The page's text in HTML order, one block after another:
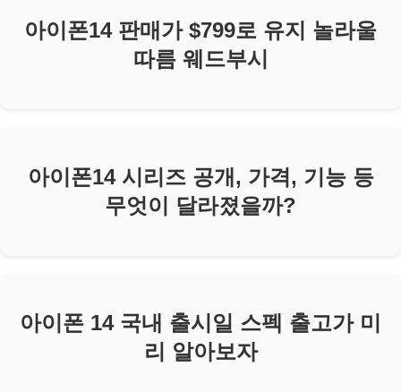
아이폰14 판매가 $799로 유지 놀라울
따름 웨드부시
아이폰14 시리즈 공개, 가격, 기능 등
무엇이 달라졌을까?
아이폰 14 국내 출시일 스펙 출고가 미
리 알아보자